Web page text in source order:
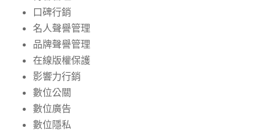
口碑行銷
名人聲譽管理
品牌聲譽管理
在線版權保護
影響力行銷
數位公關
數位廣告
數位隱私